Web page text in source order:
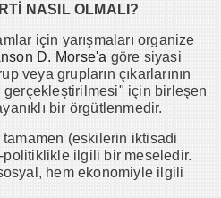
NASIL OLMALI?
için yarışmaları organize
D. Morse'a göre siyasi
veya grupların çıkarlarının
için birleşen
bir örgütlenmedir.
(eskilerin iktisadi
ilgili bir meseledir.
hem ekonomiyle ilgili